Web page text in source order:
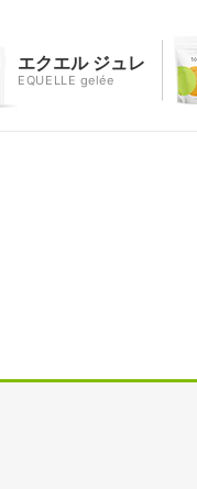
エクエル ジュレ
EQUELLE gelée